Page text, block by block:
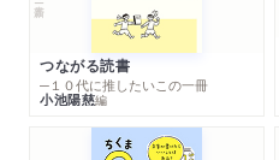
つながる読書
─１０代に推したいこの一冊
小池陽慈編